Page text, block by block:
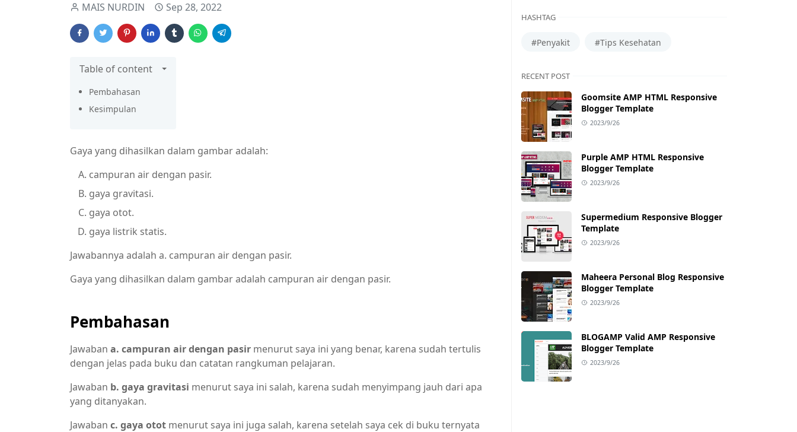
MAIS NURDIN Sep 28, 2022
Table of content
Pembahasan
Kesimpulan
Gaya yang dihasilkan dalam gambar adalah:
campuran air dengan pasir.
gaya gravitasi.
gaya otot.
gaya listrik statis.
Jawabannya adalah a. campuran air dengan pasir.
Gaya yang dihasilkan dalam gambar adalah campuran air dengan pasir.
Pembahasan
Jawaban a. campuran air dengan pasir menurut saya ini yang benar, karena sudah tertulis
dengan jelas pada buku dan catatan rangkuman pelajaran.
Jawaban b. gaya gravitasi menurut saya ini salah, karena sudah menyimpang jauh dari apa
yang ditanyakan.
Jawaban c. gaya otot menurut saya ini juga salah, karena setelah saya cek di buku ternyata
HASHTAG
#Penyakit #Tips Kesehatan
RECENT POST
Goomsite AMP HTML Responsive
Blogger Template
2023/9/26
Purple AMP HTML Responsive
Blogger Template
2023/9/26
Supermedium Responsive Blogger
Template
2023/9/26
Maheera Personal Blog Responsive
Blogger Template
2023/9/26
BLOGAMP Valid AMP Responsive
Blogger Template
2023/9/26